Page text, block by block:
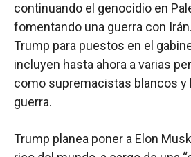
continuando el genocidio en
fomentando una guerra con
Trump para puestos en el
incluyen hasta ahora a varias
como supremacistas blancos y
guerra.
Trump planea poner a Elon